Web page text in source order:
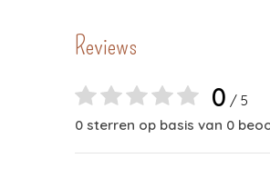
Reviews
0 / 5
0 sterren op basis van 0